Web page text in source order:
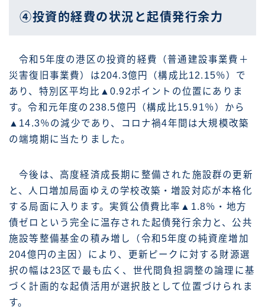
④投資的経費の状況と起債発行余力
令和5年度の港区の投資的経費（普通建設事業費＋
災害復旧事業費）は204.3億円（構成比12.15％）で
あり、特別区平均比▲0.92ポイントの位置にありま
す。令和元年度の238.5億円（構成比15.91％）から
▲14.3％の減少であり、コロナ禍4年間は大規模改築
の端境期に当たりました。
今後は、高度経済成長期に整備された施設群の更新
と、人口増加局面ゆえの学校改築・増設対応が本格化
する局面に入ります。実質公債費比率▲1.8％・地方
債ゼロという完全に温存された起債発行余力と、公共
施設等整備基金の積み増し（令和5年度の純資産増加
204億円の主因）により、更新ピークに対する財源選
択の幅は23区で最も広く、世代間負担調整の論理に基
づく計画的な起債活用が選択肢として位置づけられま
す。